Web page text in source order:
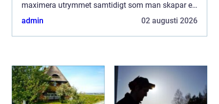
maximera utrymmet samtidigt som man skapar en
praktisk och stilren sovplat...
admin 02 augusti 2026